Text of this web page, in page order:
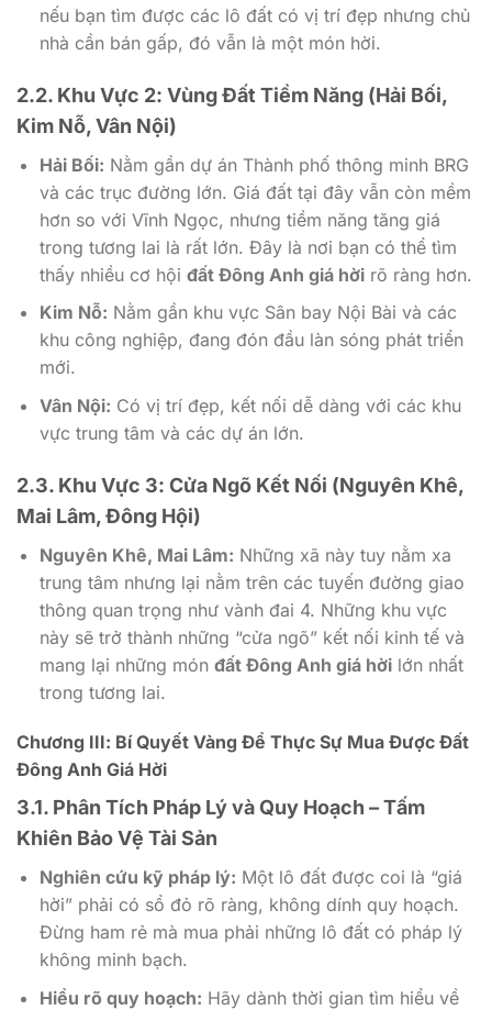
nếu bạn tìm được các lô đất có vị trí đẹp nhưng chủ
nhà cần bán gấp, đó vẫn là một món hời.
2.2. Khu Vực 2: Vùng Đất Tiềm Năng (Hải Bối,
Kim Nỗ, Vân Nội)
Hải Bối: Nằm gần dự án Thành phố thông minh BRG
và các trục đường lớn. Giá đất tại đây vẫn còn mềm
hơn so với Vĩnh Ngọc, nhưng tiềm năng tăng giá
trong tương lai là rất lớn. Đây là nơi bạn có thể tìm
thấy nhiều cơ hội đất Đông Anh giá hờirõ ràng hơn.
Kim Nỗ: Nằm gần khu vực Sân bay Nội Bài và các
khu công nghiệp, đang đón đầu làn sóng phát triển
mới.
Vân Nội: Có vị trí đẹp, kết nối dễ dàng với các khu
vực trung tâm và các dự án lớn.
2.3. Khu Vực 3: Cửa Ngõ Kết Nối (Nguyên Khê,
Mai Lâm, Đông Hội)
Nguyên Khê, Mai Lâm: Những xã này tuy nằm xa
trung tâm nhưng lại nằm trên các tuyến đường giao
thông quan trọng như vành đai 4. Những khu vực
này sẽ trở thành những “cửa ngõ” kết nối kinh tế và
mang lại những món đất Đông Anh giá hờilớn nhất
trong tương lai.
Chương III: Bí Quyết Vàng Để Thực Sự Mua Được Đất
Đông Anh Giá Hời
3.1. Phân Tích Pháp Lý và Quy Hoạch – Tấm
Khiên Bảo Vệ Tài Sản
Nghiên cứu kỹ pháp lý: Một lô đất được coi là “giá
hời” phải có sổ đỏ rõ ràng, không dính quy hoạch.
Đừng ham rẻ mà mua phải những lô đất có pháp lý
không minh bạch.
Hiểu rõ quy hoạch: Hãy dành thời gian tìm hiểu về